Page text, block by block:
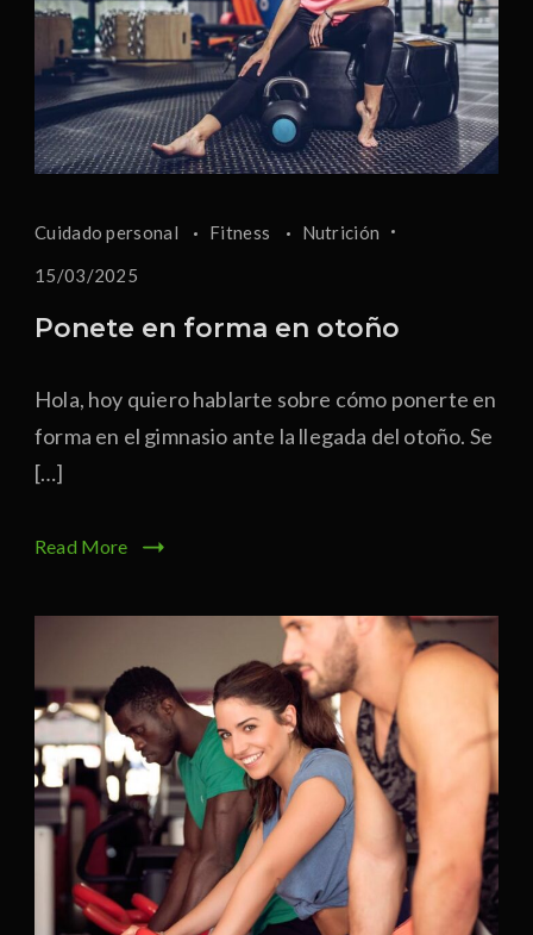
Cuidado personal Fitness
Nutrición
15/03/2025
Ponete en forma en otoño
Hola, hoy quiero hablarte sobre cómo ponerte en
forma en el gimnasio ante la llegada del otoño. Se
[…]
Read More